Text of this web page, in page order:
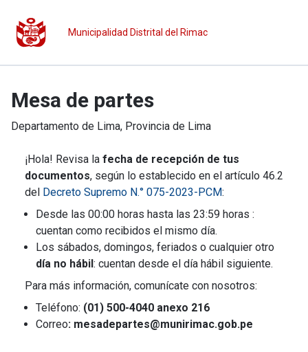
Municipalidad Distrital del Rimac
Mesa de partes
Departamento de Lima, Provincia de Lima
¡Hola! Revisa la fecha de recepción de tus
documentos, según lo establecido en el artículo 46.2
del Decreto Supremo N.° 075-2023-PCM:
Desde las 00:00 horas hasta las 23:59 horas :
cuentan como recibidos el mismo día.
Los sábados, domingos, feriados o cualquier otro
día no hábil: cuentan desde el día hábil siguiente.
Para más información, comunícate con nosotros:
Teléfono: (01) 500-4040 anexo 216
Correo: mesadepartes@munirimac.gob.pe